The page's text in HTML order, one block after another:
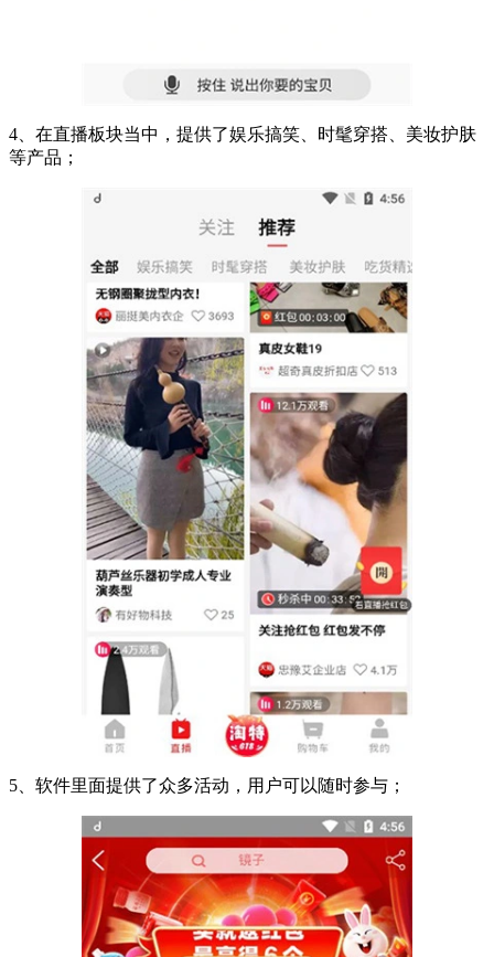
4、在直播板块当中，提供了娱乐搞笑、时髦穿搭、美妆护肤
等产品；
5、软件里面提供了众多活动，用户可以随时参与；